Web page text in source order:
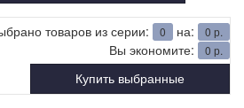
товаров из серии: 0 на: 0 р.
Вы экономите: 0 р.
Купить выбранные